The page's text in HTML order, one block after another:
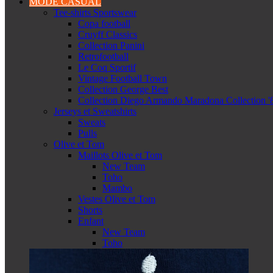
Tee-shirts Sportswear
Copa football
Cruyff Classics
Collection Panini
Retrofootball
Le Coq Sportif
Vintage Football Town
Collection George Best
Collection Diego Armando Maradona Collection
Jerseys et Sweatshirts
Sweats
Pulls
Olive et Tom
Maillots Olive et Tom
New Team
Toho
Mambo
Vestes Olive et Tom
Shorts
Enfant
New Team
Toho